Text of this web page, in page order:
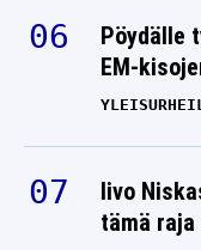
Pöydälle
EM-
Iivo
tämä